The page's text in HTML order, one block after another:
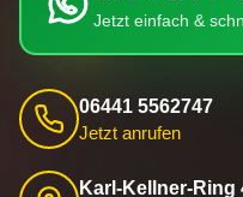
Jetzt einfach &
06441 5562747
Jetzt anrufen
Karl-Kellner-Ring